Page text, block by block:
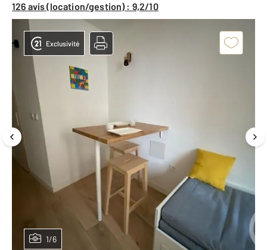
126 avis (location/gestion) : 9,2/10
1/6
Exclusivité